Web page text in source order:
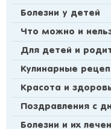
Болезни у детей
Что можно и
Для детей и
Кулинарные
Красота и
Поздравления с
Болезни и их